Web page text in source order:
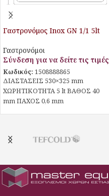
Γαστρονόμος Inox GN 1/1 5lt
Γαστρονόμοι
Σύνδεση για να δείτε τις τιμές
Κωδικός: 1508888865
ΔΙΑΣΤΑΣΕΙΣ 530×325 mm
ΧΩΡΗΤΙΚΟΤΗΤΑ 5 lt ΒΑΘΟΣ 40
mm ΠΑΧΟΣ 0,6 mm